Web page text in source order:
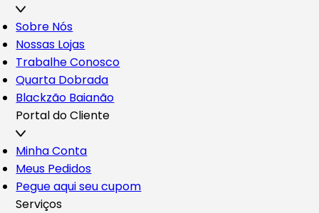
Sobre Nós
Nossas Lojas
Trabalhe Conosco
Quarta Dobrada
Blackzão Baianão
Portal do Cliente
Minha Conta
Meus Pedidos
Pegue aqui seu cupom
Serviços